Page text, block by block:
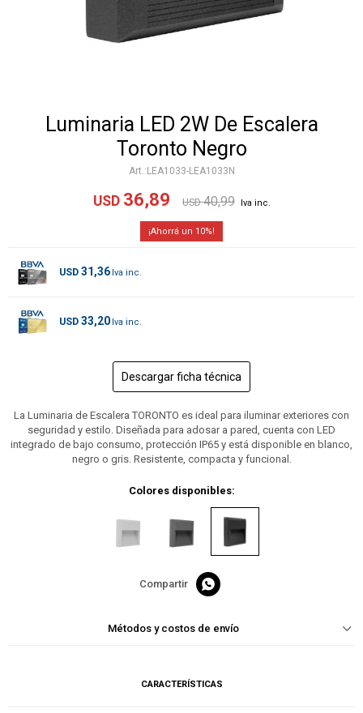
Luminaria LED 2W De Escalera
Toronto Negro
LEA1033-LEA1033N
USD 36,89 USD 40,99
10
USD 31,36
USD 33,20
Descargar ficha técnica
La Luminaria de Escalera TORONTO es ideal para iluminar exteriores con
seguridad y estilo. Diseñada para adosar a pared, cuenta con LED
integrado de bajo consumo, protección IP65 y está disponible en blanco,
negro o gris. Resistente, compacta y funcional.
Colores disponibles:

Métodos y costos de envío
CARACTERÍSTICAS